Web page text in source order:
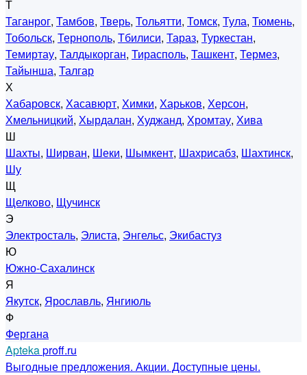
Т
Таганрог, Тамбов, Тверь, Тольятти, Томск, Тула, Тюмень,
Тобольск, Тернополь, Тбилиси, Тараз, Туркестан,
Темиртау, Талдыкорган, Тирасполь, Ташкент, Термез,
Тайынша, Талгар
Х
Хабаровск, Хасавюрт, Химки, Харьков, Херсон,
Хмельницкий, Хырдалан, Худжанд, Хромтау, Хива
Ш
Шахты, Ширван, Шеки, Шымкент, Шахрисабз, Шахтинск,
Шу
Щ
Щелково, Щучинск
Э
Электросталь, Элиста, Энгельс, Экибастуз
Ю
Южно-Сахалинск
Я
Якутск, Ярославль, Янгиюль
Ф
Фергана
Aptekaproff.ru
Выгодные предложения. Акции. Доступные цены.